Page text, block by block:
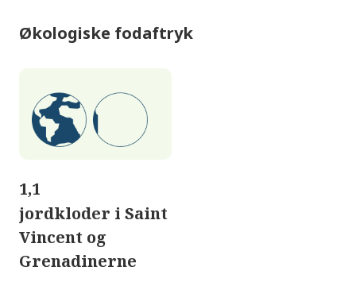
Økologiske fodaftryk
1,1
jordkloder i Saint
Vincent og
Grenadinerne